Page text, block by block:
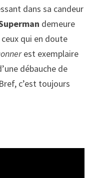
dans sa candeur
demeure
qui en doute
est exemplaire
débauche de
c’est toujours